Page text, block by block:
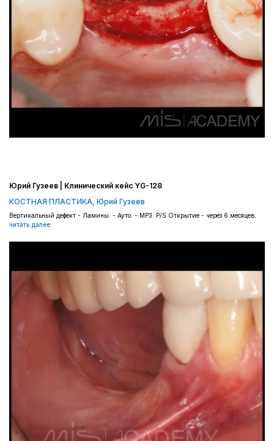
Юрий Гузеев | Клинический кейс YG-128
КОСТНАЯ ПЛАСТИКА, Юрий Гузеев
Вертикальный дефект - Ламины. - Ауто. - MP3. P/S Открытие - через 6 месяцев.
читать далее